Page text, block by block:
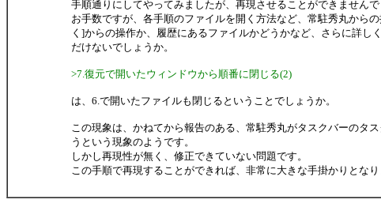
手順通りにしてやってみましたが、再現させることができませんで
お手数ですが、各手順のファイルを開く方法など、常駐秀丸から
く]からの操作か、履歴にあるファイルかどうかなど、さらに詳し
だけないでしょうか。
>7.復元で開いたウィンドウから順番に閉じる(2)
は、6.で開いたファイルも閉じるということでしょうか。
この現象は、かねてから報告のある、常駐秀丸がタスクバーのタス
うという現象のようです。
しかし再現性が無く、修正できていない問題です。
この手順で再現することができれば、非常に大きな手掛かりとなり